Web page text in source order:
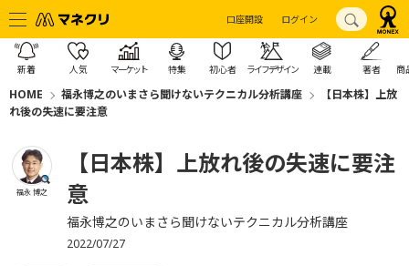
口座開設 ログイン
新着 人気 マーケット 特集 初心者 ライフデザイン 連載 著者 商
HOME 福永博之のいまさら聞けないテクニカル分析講座
【日本株】上放
れ後の失速に要注意
福永 博之
【日本株】上放れ後の失速に要注
意
福永博之のいまさら聞けないテクニカル分析講座
2022/07/27